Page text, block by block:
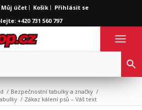
Můj účet Košík
Přihlásit se
+420 731 560 797
/ Bezpečnostní tabulky a značky /
/ Zákaz kálení psů – Váš text